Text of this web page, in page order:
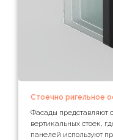
Стоечно ригельное
Фасады представляют
вертикальных стоек,
панелей используют